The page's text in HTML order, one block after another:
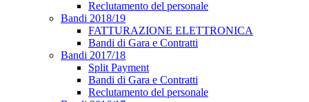
Reclutamento del personale
Bandi 2018/19
FATTURAZIONE ELETTRONICA
Bandi di Gara e Contratti
Bandi 2017/18
Split Payment
Bandi di Gara e Contratti
Reclutamento del personale